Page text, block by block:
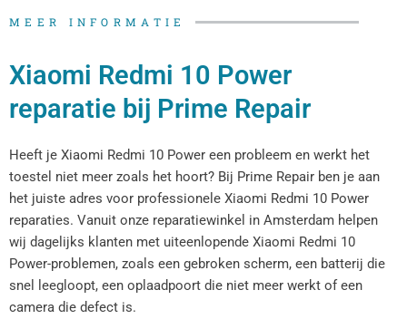
MEER INFORMATIE
Xiaomi Redmi 10 Power
reparatie bij Prime Repair
Heeft je Xiaomi Redmi 10 Power een probleem en werkt het
toestel niet meer zoals het hoort? Bij Prime Repair ben je aan
het juiste adres voor professionele Xiaomi Redmi 10 Power
reparaties. Vanuit onze reparatiewinkel in Amsterdam helpen
wij dagelijks klanten met uiteenlopende Xiaomi Redmi 10
Power-problemen, zoals een gebroken scherm, een batterij die
snel leegloopt, een oplaadpoort die niet meer werkt of een
camera die defect is.